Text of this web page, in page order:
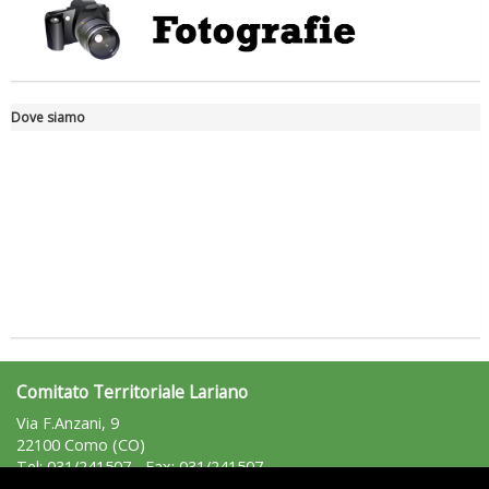
Dove siamo
Comitato Territoriale Lariano
Via F.Anzani, 9
22100 Como (CO)
Tel: 031/241507 - Fax: 031/241507